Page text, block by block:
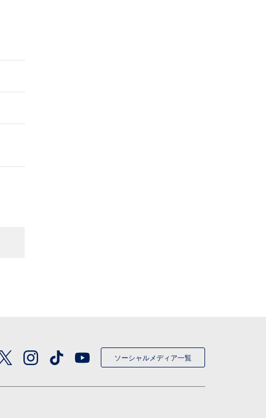
ソーシャルメディア一覧